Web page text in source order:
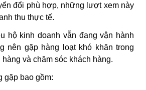
đổi phù hợp, những lượt xem này
thu thực tế.
hộ kinh doanh vẫn đang vận hành
nên gặp hàng loạt khó khăn trong
và chăm sóc khách hàng.
gặp bao gồm: